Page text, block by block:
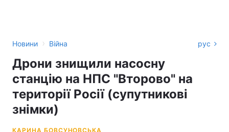
Новини › Війна рус
Дрони знищили насосну
станцію на НПС "Второво" на
території Росії (супутникові
знімки)
КАРИНА БОВСУНОВСЬКА